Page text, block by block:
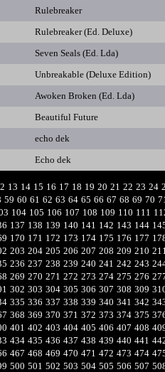
Rulebreaker
Rulebreaker (Ed. Deluxe)
Seven Seals (Ed. Lda)
Unbreakable (Deluxe Edition)
Awoken Broken (Ed. Lda)
Beautiful Future
echo dek
Echo dek
13 14 15 16 17 18 19 20 21 22 23 24
59 60 61 62 63 64 65 66 67 68 69 70
104 105 106 107 108 109 110 111
137 138 139 140 141 142 143 144
170 171 172 173 174 175 176 177
203 204 205 206 207 208 209 210
236 237 238 239 240 241 242 243
269 270 271 272 273 274 275 276
302 303 304 305 306 307 308 309
335 336 337 338 339 340 341 342
368 369 370 371 372 373 374 375
401 402 403 404 405 406 407 408
434 435 436 437 438 439 440 441
467 468 469 470 471 472 473 474
500 501 502 503 504 505 506 507